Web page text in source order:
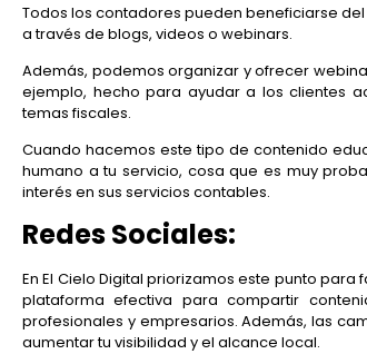
Todos los contadores pueden beneficiarse
a través de blogs, videos o webinars.
Además, podemos organizar y ofrecer
ejemplo, hecho para ayudar a los clientes
temas fiscales.
Cuando hacemos este tipo de contenido
humano a tu servicio, cosa que es muy
interés en sus servicios contables.
Redes Sociales:
En El Cielo Digital priorizamos este punto
plataforma efectiva para compartir
profesionales y empresarios. Además, las
aumentar tu visibilidad y el alcance local.